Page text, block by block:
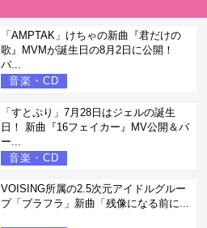
「AMPTAK」けちゃの新曲『君だけの
歌』MVMが誕生日の8月2日に公開！
バ...
音楽・CD
「すとぷり」7月28日はジェルの誕生
日！ 新曲『16フェイカー』MV公開＆バ
ー...
音楽・CD
VOISING所属の2.5次元アイドルグルー
プ「ブラフラ」新曲「残像になる前に...